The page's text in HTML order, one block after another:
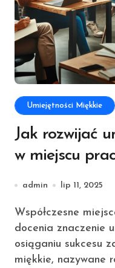
Umiejętności Miękkie
Jak rozwijać
w miejscu
admin lip 11, 2025
Współczesne miejsce pracy coraz bardziej
docenia znaczenie
osiąganiu sukcesu
miękkie, nazywane